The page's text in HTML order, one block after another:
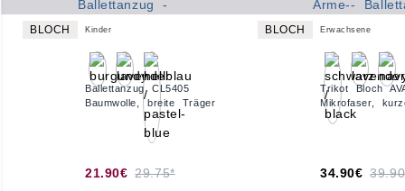
BLOCH Kinder BLOCH
Ballettanzug CL5405
Baumwolle, breite Träger
21.90€ 29.75*
Erwachsene
Trikot Bloch
Mikrofaser,
34.90€